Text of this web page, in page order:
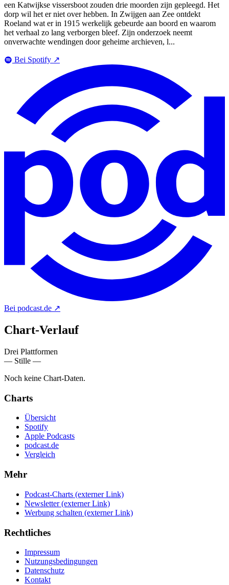
een Katwijkse vissersboot zouden drie moorden zijn gepleegd. Het
dorp wil het er niet over hebben. In Zwijgen aan Zee ontdekt
Roeland wat er in 1915 werkelijk gebeurde aan boord en waarom
het verhaal zo lang verborgen bleef. Zijn onderzoek neemt
onverwachte wendingen door geheime archieven, l...
Bei Spotify ↗
Bei podcast.de ↗
Chart-Verlauf
Drei Plattformen
— Stille —
Noch keine Chart-Daten.
Charts
Übersicht
Spotify
Apple Podcasts
podcast.de
Vergleich
Mehr
Podcast-Charts (externer Link)
Newsletter (externer Link)
Werbung schalten (externer Link)
Rechtliches
Impressum
Nutzungsbedingungen
Datenschutz
Kontakt